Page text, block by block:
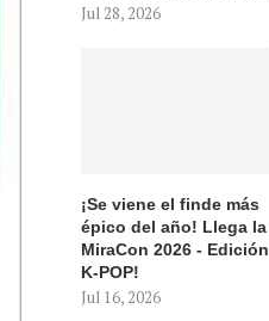
Jul 28, 2026
¡Se viene el finde más
épico del año! Llega la
MiraCon 2026 - Edición
K-POP!
Jul 16, 2026